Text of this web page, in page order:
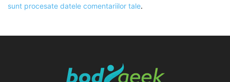
sunt procesate datele comentariilor tale.